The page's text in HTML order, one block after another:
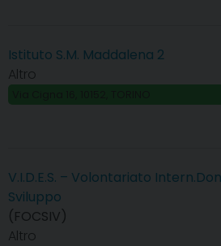
Istituto S.M. Maddalena 2
Altro
V.I.D.E.S. – Volontariato
Sviluppo
(FOCSIV)
Altro